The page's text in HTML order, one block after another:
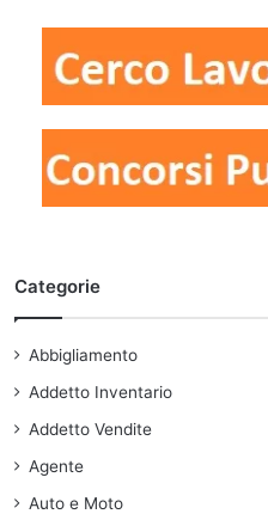
Categorie
Abbigliamento
Addetto Inventario
Addetto Vendite
Agente
Auto e Moto